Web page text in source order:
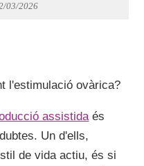
03/2026
l'estimulació ovàrica?
assistidaés
Un d'ells,
de vida actiu, és si